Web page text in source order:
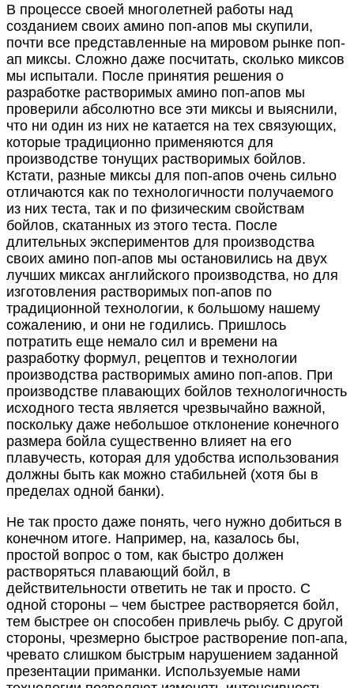
В процессе своей многолетней работы над
созданием своих амино поп-апов мы скупили,
почти все представленные на мировом рынке поп-
ап миксы. Сложно даже посчитать, сколько миксов
мы испытали. После принятия решения о
разработке растворимых амино поп-апов мы
проверили абсолютно все эти миксы и выяснили,
что ни один из них не катается на тех связующих,
которые традиционно применяются для
производстве тонущих растворимых бойлов.
Кстати, разные миксы для поп-апов очень сильно
отличаются как по технологичности получаемого
из них теста, так и по физическим свойствам
бойлов, скатанных из этого теста. После
длительных экспериментов для производства
своих амино поп-апов мы остановились на двух
лучших миксах английского производства, но для
изготовления растворимых поп-апов по
традиционной технологии, к большому нашему
сожалению, и они не годились. Пришлось
потратить еще немало сил и времени на
разработку формул, рецептов и технологии
производства растворимых амино поп-апов. При
производстве плавающих бойлов технологичность
исходного теста является чрезвычайно важной,
поскольку даже небольшое отклонение конечного
размера бойла существенно влияет на его
плавучесть, которая для удобства использования
должны быть как можно стабильней (хотя бы в
пределах одной банки).
Не так просто даже понять, чего нужно добиться в
конечном итоге. Например, на, казалось бы,
простой вопрос о том, как быстро должен
растворяться плавающий бойл, в
действительности ответить не так и просто. С
одной стороны – чем быстрее растворяется бойл,
тем быстрее он способен привлечь рыбу. С другой
стороны, чрезмерно быстрое растворение поп-апа,
чревато слишком быстрым нарушением заданной
презентации приманки. Используемые нами